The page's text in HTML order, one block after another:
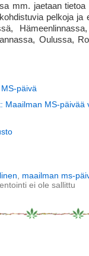
mm. jaetaan
pelkoja ja
Oulussa,
päivä
Maailman MS-päivää
maailman ms-
ei ole sallittu